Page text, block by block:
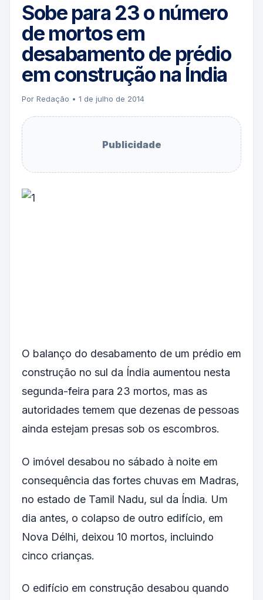
Sobe para 23 o número
de mortos em
desabamento de prédio
em construção na Índia
Por Redação • 1 de julho de 2014
Publicidade
O balanço do desabamento de um prédio em
construção no sul da Índia aumentou nesta
segunda-feira para 23 mortos, mas as
autoridades temem que dezenas de pessoas
ainda estejam presas sob os escombros.
O imóvel desabou no sábado à noite em
consequência das fortes chuvas em Madras,
no estado de Tamil Nadu, sul da Índia. Um
dia antes, o colapso de outro edifício, em
Nova Délhi, deixou 10 mortos, incluindo
cinco crianças.
O edifício em construção desabou quando